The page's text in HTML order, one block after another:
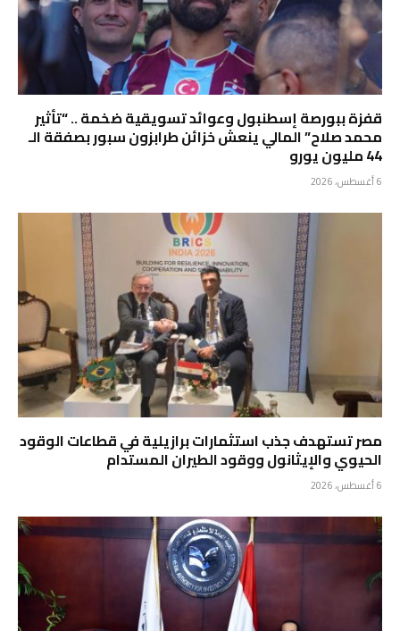
قفزة ببورصة إسطنبول وعوائد تسويقية ضخمة .. “تأثير
محمد صلاح” المالي ينعش خزائن طرابزون سبور بصفقة الـ
44 مليون يورو
6 أغسطس، 2026
مصر تستهدف جذب استثمارات برازيلية في قطاعات الوقود
الحيوي والإيثانول ووقود الطيران المستدام
6 أغسطس، 2026